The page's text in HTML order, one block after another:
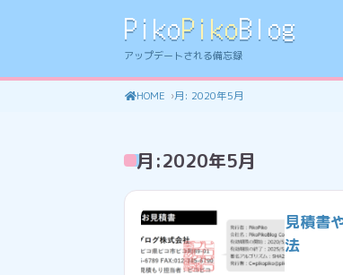
PikoPikoBlog
アップデートされる備忘録
HOME 月: 2020年5月
月:2020年5月
見積書
法